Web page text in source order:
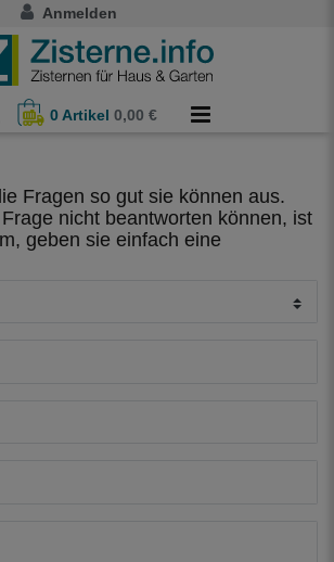
Anmelden
0Artikel 0,00 €
Fragen so gut sie können aus.
nicht beantworten können, ist
geben sie einfach eine